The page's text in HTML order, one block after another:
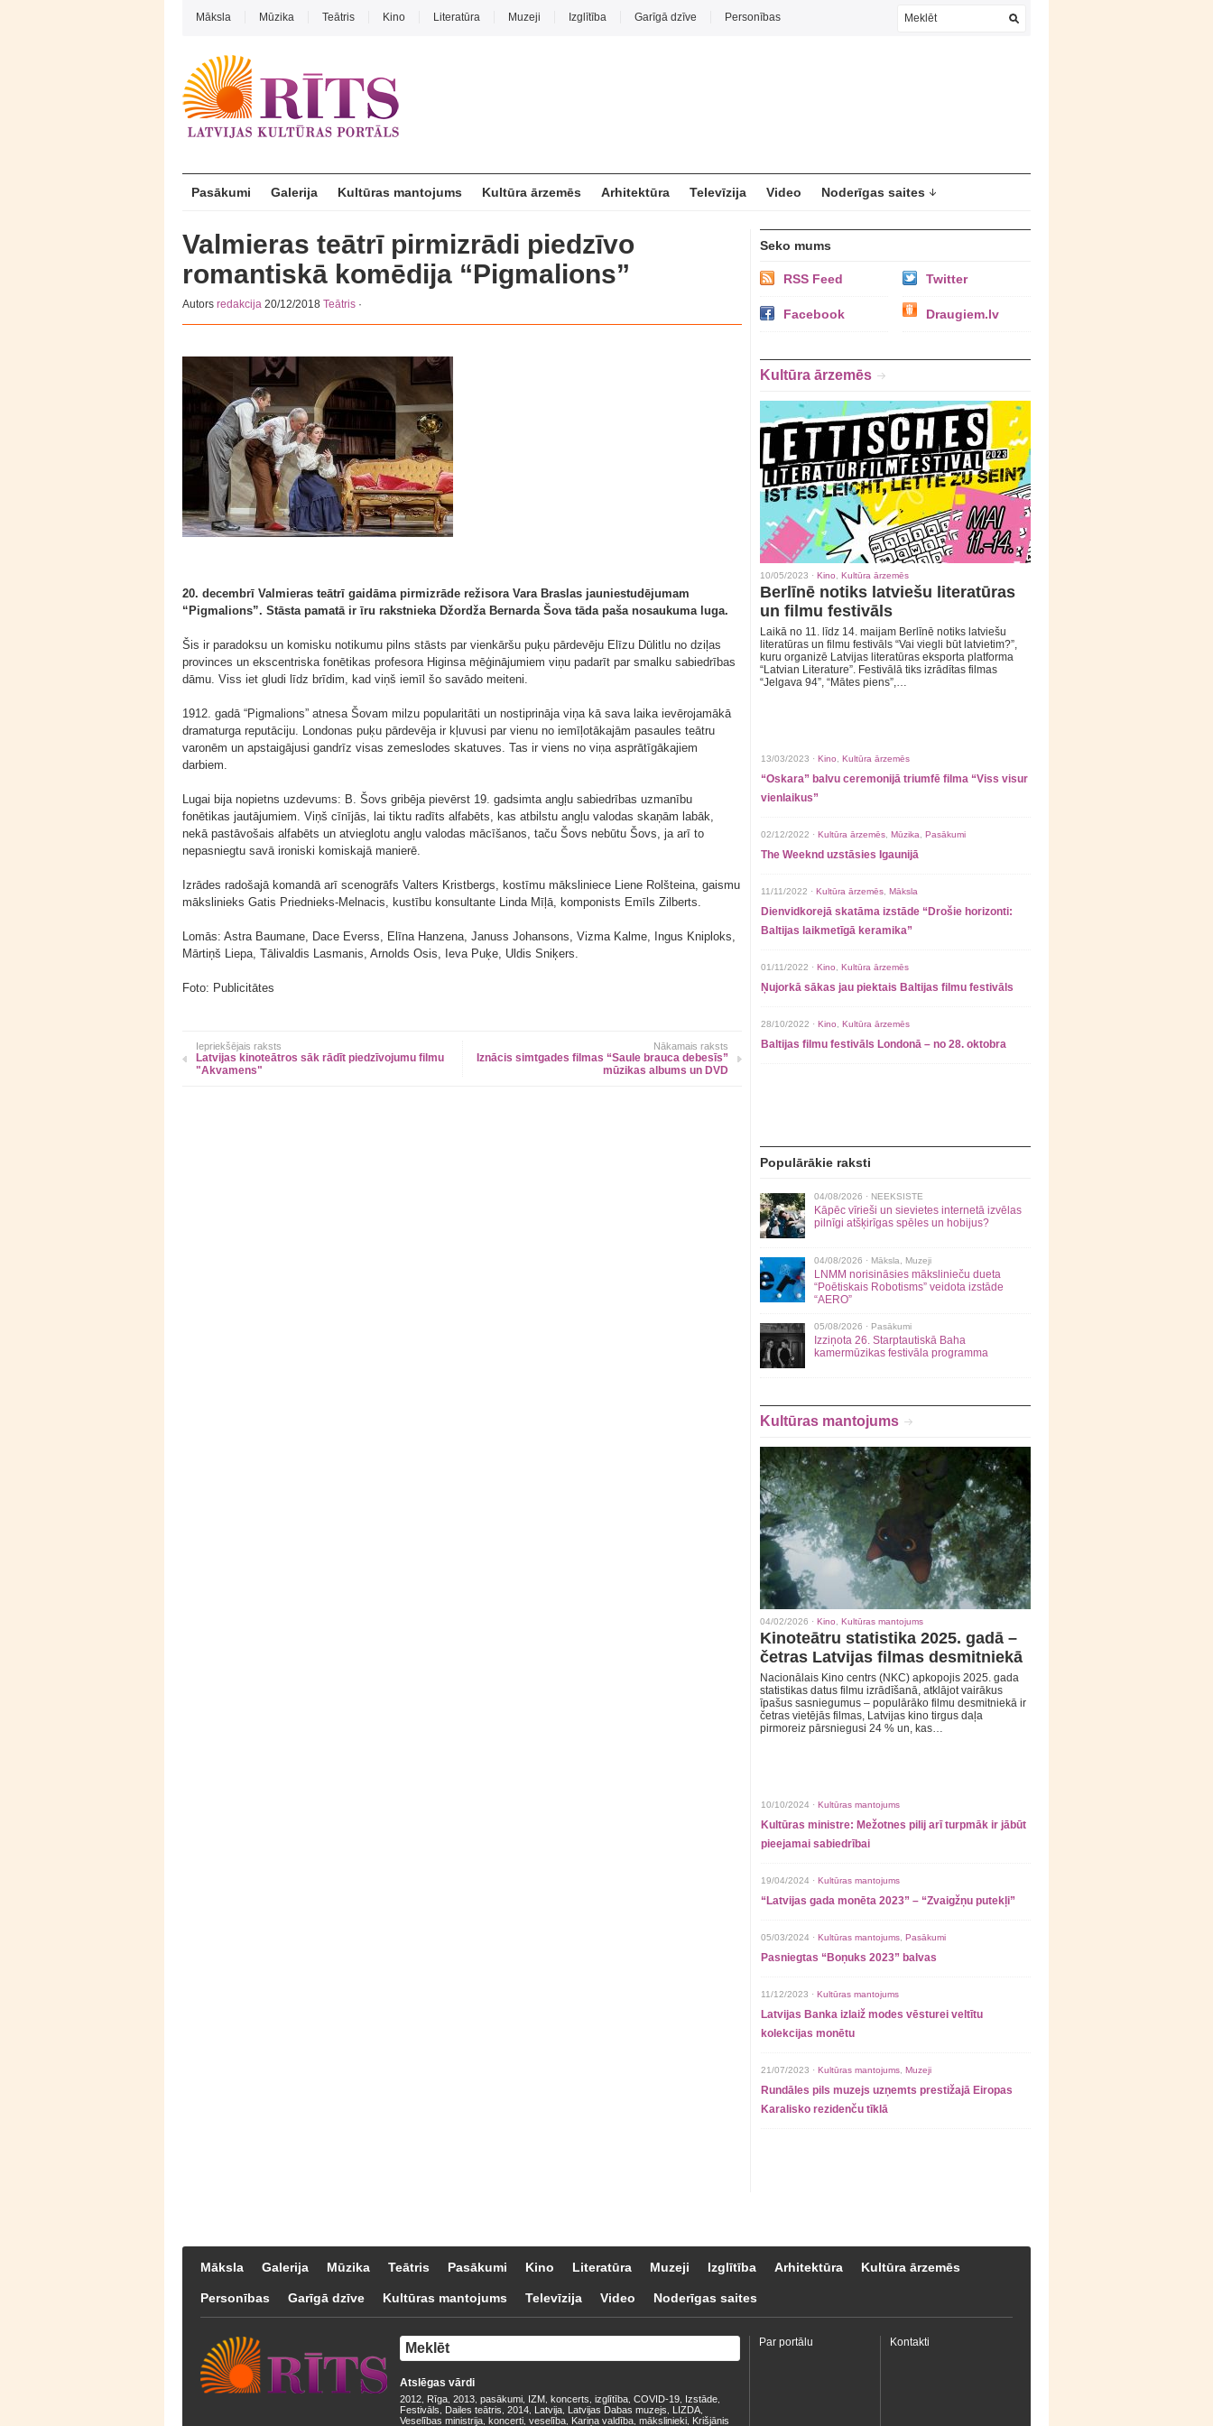
Māksla Mūzika Teātris Kino Literatūra Muzeji Izglītība Garīgā dzīve Personības
Pasākumi Galerija Kultūras mantojums Kultūra ārzemēs Arhitektūra Televīzija Video Noderīgas saites
Valmieras teātrī pirmizrādi piedzīvo
romantiskā komēdija “Pigmalions”
Autors redakcija 20/12/2018 Teātris ·
20. decembrī Valmieras teātrī gaidāma pirmizrāde režisora Vara Braslas jauniestudējumam
“Pigmalions”. Stāsta pamatā ir īru rakstnieka Džordža Bernarda Šova tāda paša nosaukuma luga.
Šis ir paradoksu un komisku notikumu pilns stāsts par vienkāršu puķu pārdevēju Elīzu Dūlitlu no dziļas
provinces un ekscentriska fonētikas profesora Higinsa mēģinājumiem viņu padarīt par smalku sabiedrības
dāmu. Viss iet gludi līdz brīdim, kad viņš iemīl šo savādo meiteni.
1912. gadā “Pigmalions” atnesa Šovam milzu popularitāti un nostiprināja viņa kā sava laika ievērojamākā
dramaturga reputāciju. Londonas puķu pārdevēja ir kļuvusi par vienu no iemīļotākajām pasaules teātru
varonēm un apstaigājusi gandrīz visas zemeslodes skatuves. Tas ir viens no viņa asprātīgākajiem
darbiem.
Lugai bija nopietns uzdevums: B. Šovs gribēja pievērst 19. gadsimta angļu sabiedrības uzmanību
fonētikas jautājumiem. Viņš cīnījās, lai tiktu radīts alfabēts, kas atbilstu angļu valodas skaņām labāk,
nekā pastāvošais alfabēts un atvieglotu angļu valodas mācīšanos, taču Šovs nebūtu Šovs, ja arī to
nepasniegtu savā ironiski komiskajā manierē.
Izrādes radošajā komandā arī scenogrāfs Valters Kristbergs, kostīmu māksliniece Liene Rolšteina, gaismu
mākslinieks Gatis Priednieks-Melnacis, kustību konsultante Linda Mīļā, komponists Emīls Zilberts.
Lomās: Astra Baumane, Dace Everss, Elīna Hanzena, Januss Johansons, Vizma Kalme, Ingus Kniploks,
Mārtiņš Liepa, Tālivaldis Lasmanis, Arnolds Osis, Ieva Puķe, Uldis Sniķers.
Foto: Publicitātes
Iepriekšējais raksts
Latvijas kinoteātros sāk rādīt piedzīvojumu filmu
"Akvamens"
Nākamais raksts
Iznācis simtgades filmas “Saule brauca debesīs”
mūzikas albums un DVD
Seko mums
RSS Feed Twitter
Facebook Draugiem.lv
Kultūra ārzemēs
10/05/2023 · Kino Kultūra ārzemēs
Berlīnē notiks latviešu literatūras
un filmu festivāls
Laikā no 11. līdz 14. maijam Berlīnē notiks latviešu
literatūras un filmu festivāls “Vai viegli būt latvietim?”,
kuru organizē Latvijas literatūras eksporta platforma
“Latvian Literature”. Festivālā tiks izrādītas filmas
“Jelgava 94”, “Mātes piens”,…
13/03/2023 · Kino Kultūra ārzemēs
“Oskara” balvu ceremonijā triumfē filma “Viss visur
vienlaikus”
02/12/2022 · Kultūra ārzemēs Mūzika Pasākumi
The Weeknd uzstāsies Igaunijā
11/11/2022 · Kultūra ārzemēs Māksla
Dienvidkorejā skatāma izstāde “Drošie horizonti:
Baltijas laikmetīgā keramika”
01/11/2022 · Kino Kultūra ārzemēs
Ņujorkā sākas jau piektais Baltijas filmu festivāls
28/10/2022 · Kino Kultūra ārzemēs
Baltijas filmu festivāls Londonā – no 28. oktobra
Populārākie raksti
04/08/2026 · NEEKSISTE
Kāpēc vīrieši un sievietes internetā izvēlas
pilnīgi atšķirīgas spēles un hobijus?
04/08/2026 · Māksla Muzeji
LNMM norisināsies mākslinieču dueta
“Poētiskais Robotisms” veidota izstāde
“AERO”
05/08/2026 · Pasākumi
Izziņota 26. Starptautiskā Baha
kamermūzikas festivāla programma
Kultūras mantojums
04/02/2026 · Kino Kultūras mantojums
Kinoteātru statistika 2025. gadā –
četras Latvijas filmas desmitniekā
Nacionālais Kino centrs (NKC) apkopojis 2025. gada
statistikas datus filmu izrādīšanā, atklājot vairākus
īpašus sasniegumus – populārāko filmu desmitniekā ir
četras vietējās filmas, Latvijas kino tirgus daļa
pirmoreiz pārsniegusi 24 % un, kas…
10/10/2024 · Kultūras mantojums
Kultūras ministre: Mežotnes pilij arī turpmāk ir jābūt
pieejamai sabiedrībai
19/04/2024 · Kultūras mantojums
“Latvijas gada monēta 2023” – “Zvaigžņu putekļi”
05/03/2024 · Kultūras mantojums Pasākumi
Pasniegtas “Boņuks 2023” balvas
11/12/2023 · Kultūras mantojums
Latvijas Banka izlaiž modes vēsturei veltītu
kolekcijas monētu
21/07/2023 · Kultūras mantojums Muzeji
Rundāles pils muzejs uzņemts prestižajā Eiropas
Karalisko rezidenču tīklā
Māksla Galerija Mūzika Teātris Pasākumi Kino Literatūra Muzeji Izglītība Arhitektūra Kultūra ārzemēs
Personības Garīgā dzīve Kultūras mantojums Televīzija Video Noderīgas saites
Atslēgas vārdi
2012 Rīga 2013 pasākumi IZM koncerts izglītība COVID-19 Izstāde
Festivāls Dailes teātris 2014 Latvija Latvijas Dabas muzejs LIZDA
Veselības ministrija koncerti veselība Kariņa valdība mākslinieki Krišjānis
Par portālu Kontakti